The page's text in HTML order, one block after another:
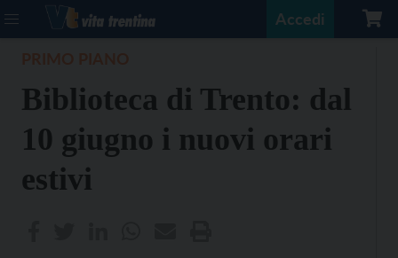
Accedi
Biblioteca di Trento: dal
10 giugno i nuovi orari
estivi